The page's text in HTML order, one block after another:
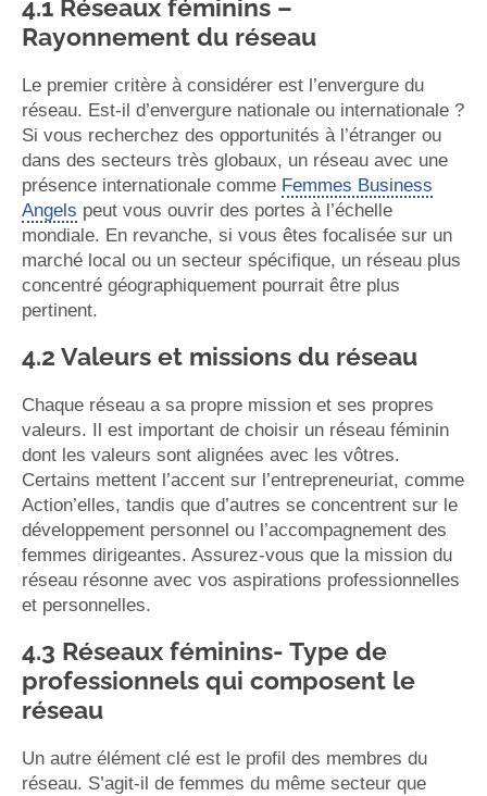
4.1 Réseaux féminins –
Rayonnement du réseau
Le premier critère à considérer est l’envergure du
réseau. Est-il d’envergure nationale ou internationale ?
Si vous recherchez des opportunités à l’étranger ou
dans des secteurs très globaux, un réseau avec une
présence internationale comme Femmes Business
Angels peut vous ouvrir des portes à l’échelle
mondiale. En revanche, si vous êtes focalisée sur un
marché local ou un secteur spécifique, un réseau plus
concentré géographiquement pourrait être plus
pertinent.
4.2 Valeurs et missions du réseau
Chaque réseau a sa propre mission et ses propres
valeurs. Il est important de choisir un réseau féminin
dont les valeurs sont alignées avec les vôtres.
Certains mettent l’accent sur l’entrepreneuriat, comme
Action’elles, tandis que d’autres se concentrent sur le
développement personnel ou l’accompagnement des
femmes dirigeantes. Assurez-vous que la mission du
réseau résonne avec vos aspirations professionnelles
et personnelles.
4.3 Réseaux féminins- Type de
professionnels qui composent le
réseau
Un autre élément clé est le profil des membres du
réseau. S’agit-il de femmes du même secteur que